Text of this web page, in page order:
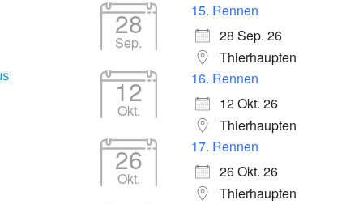
28
Sep.
15. Rennen
28 Sep. 26
Thierhaupten
12
Okt.
16. Rennen
12 Okt. 26
Thierhaupten
26
Okt.
17. Rennen
26 Okt. 26
Thierhaupten